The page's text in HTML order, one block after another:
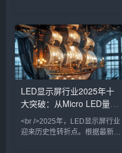
华灿光电等企业在Micro LED芯
片巨量转移技术上取得突破性进
展，良率从去年不足60%提升至
85%以上，单颗芯片成本下降近
四成。这意味着，曾被诟病“价
格高昂、难以落地”的Micro LED
大屏，正以每年约30%的速度降
低售价，并率先在高端商业显
LED显示屏行业2025年十
大突破：从Micro LED量产
到AI驱动的透明显示新时代
<br />2025年，LED显示屏行业
迎来历史性转折点。根据最新出